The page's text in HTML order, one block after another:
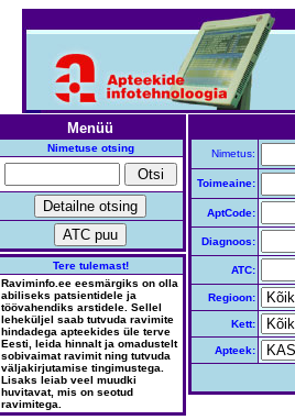
Menüü
Nimetuse otsing
Tere tulemast!
Raviminfo.ee eesmärgiks on olla
abiliseks patsientidele ja
töövahendiks arstidele. Sellel
leheküljel saab tutvuda ravimite
hindadega apteekides üle terve
Eesti, leida hinnalt ja omadustelt
sobivaimat ravimit ning tutvuda
väljakirjutamise tingimustega.
Lisaks leiab veel muudki
huvitavat, mis on seotud
ravimitega.
Nimetus:
Toimeaine:
AptCode:
Diagnoos:
ATC:
Regioon:
Kett:
Apteek: